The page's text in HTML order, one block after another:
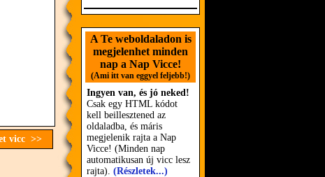
vicc >>
A Te weboldaladon is
megjelenhet minden
nap a Nap Vicce!
(Ami itt van eggyel feljebb!)
Ingyen van, és jó neked!
Csak egy HTML kódot
kell beillesztened az
oldaladba, és máris
megjelenik rajta a Nap
Vicce! (Minden nap
automatikusan új vicc lesz
rajta). (Részletek...)